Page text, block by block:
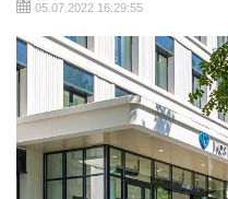
05.07.2022 16:29:55